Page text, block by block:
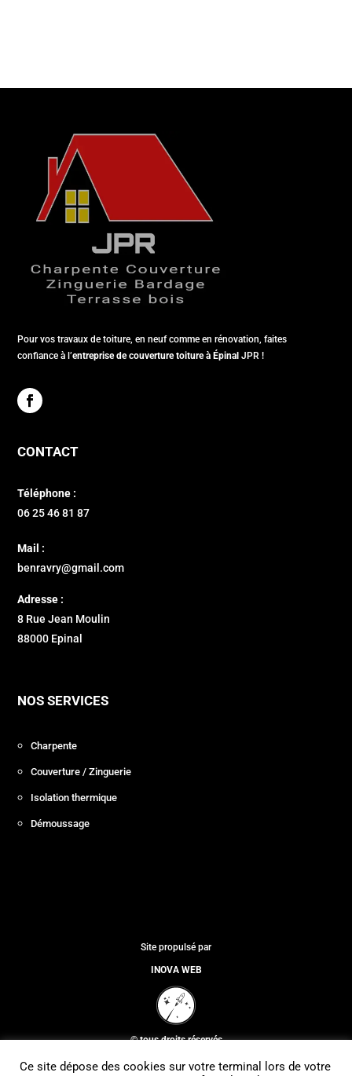
Pour vos travaux de toiture, en neuf comme en rénovation, faites
confiance à l’entreprise de couverture toiture à Épinal JPR !
CONTACT
Téléphone :
06 25 46 81 87
Mail :
benravry@gmail.com
Adresse :
8 Rue Jean Moulin
88000 Epinal
NOS SERVICES
Charpente
Couverture / Zinguerie
Isolation thermique
Démoussage
Site propulsé par
INOVA WEB
© tous droits réservés
plan du site -mentions légales- politique de confidentialité
Ce site dépose des cookies sur votre terminal lors de votre